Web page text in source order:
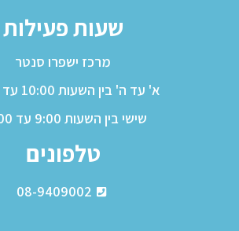
שעות פעילות
מרכז ישפרו סנטר
א' עד ה' בין השעות 10:00 עד 19:00
שישי בין השעות 9:00 עד 13:00
טלפונים
08-9409002